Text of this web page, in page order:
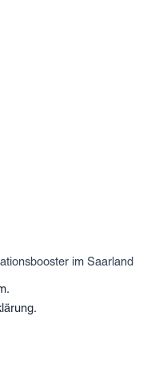
im Saarland